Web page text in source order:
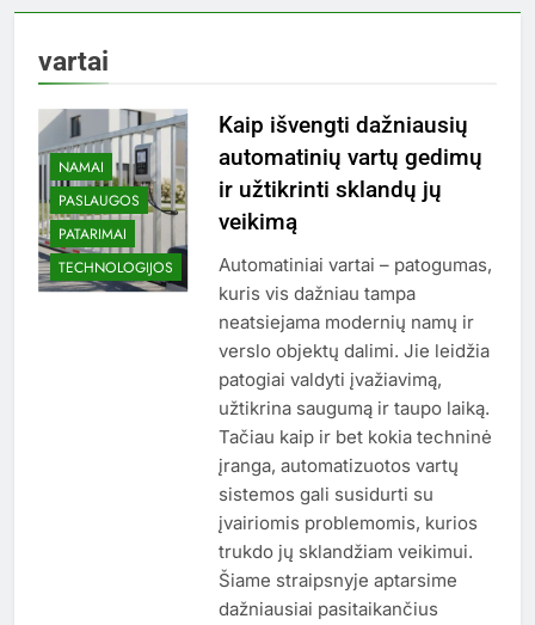
vartai
NAMAI
PASLAUGOS
PATARIMAI
TECHNOLOGIJOS
Kaip išvengti dažniausių
automatinių vartų gedimų
ir užtikrinti sklandų jų
veikimą
Automatiniai vartai – patogumas,
kuris vis dažniau tampa
neatsiejama modernių namų ir
verslo objektų dalimi. Jie leidžia
patogiai valdyti įvažiavimą,
užtikrina saugumą ir taupo laiką.
Tačiau kaip ir bet kokia techninė
įranga, automatizuotos vartų
sistemos gali susidurti su
įvairiomis problemomis, kurios
trukdo jų sklandžiam veikimui.
Šiame straipsnyje aptarsime
dažniausiai pasitaikančius